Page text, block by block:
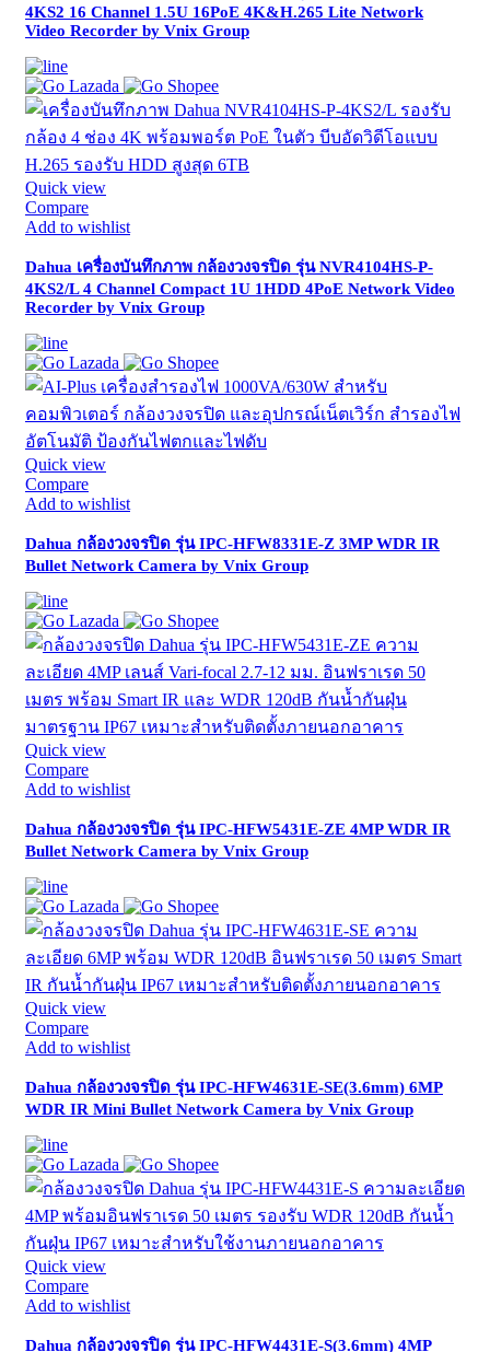
4KS2 16 Channel 1.5U 16PoE 4K&H.265 Lite Network
Video Recorder by Vnix Group
Quick view
Compare
Add to wishlist
Dahua เครื่องบันทึกภาพ กล้องวงจรปิด รุ่น NVR4104HS-P-
4KS2/L 4 Channel Compact 1U 1HDD 4PoE Network Video
Recorder by Vnix Group
Quick view
Compare
Add to wishlist
Dahua กล้องวงจรปิด รุ่น IPC-HFW8331E-Z 3MP WDR IR
Bullet Network Camera by Vnix Group
Quick view
Compare
Add to wishlist
Dahua กล้องวงจรปิด รุ่น IPC-HFW5431E-ZE 4MP WDR IR
Bullet Network Camera by Vnix Group
Quick view
Compare
Add to wishlist
Dahua กล้องวงจรปิด รุ่น IPC-HFW4631E-SE(3.6mm) 6MP
WDR IR Mini Bullet Network Camera by Vnix Group
Quick view
Compare
Add to wishlist
Dahua กล้องวงจรปิด รุ่น IPC-HFW4431E-S(3.6mm) 4MP